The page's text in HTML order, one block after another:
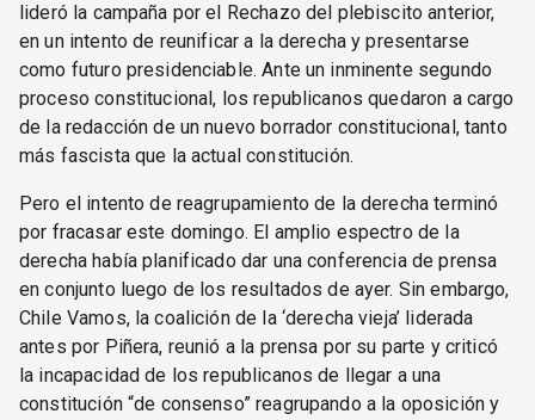
lideró la campaña por el Rechazo del plebiscito anterior,
en un intento de reunificar a la derecha y presentarse
como futuro presidenciable. Ante un inminente segundo
proceso constitucional, los republicanos quedaron a cargo
de la redacción de un nuevo borrador constitucional, tanto
más fascista que la actual constitución.
Pero el intento de reagrupamiento de la derecha terminó
por fracasar este domingo. El amplio espectro de la
derecha había planificado dar una conferencia de prensa
en conjunto luego de los resultados de ayer. Sin embargo,
Chile Vamos, la coalición de la ‘derecha vieja’ liderada
antes por Piñera, reunió a la prensa por su parte y criticó
la incapacidad de los republicanos de llegar a una
constitución “de consenso” reagrupando a la oposición y